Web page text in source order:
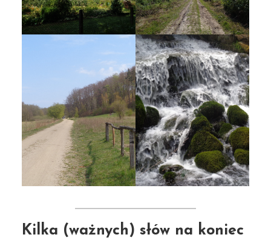
Kilka (ważnych) słów na koniec